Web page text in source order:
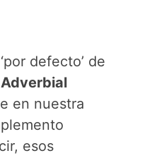
defecto’ de
Adverbial
en nuestra
esos